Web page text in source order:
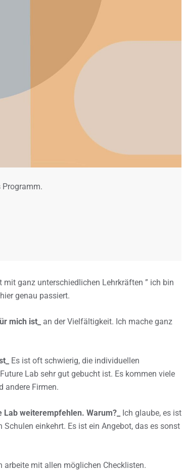
mit ganz unterschiedlichen Lehrkräften ” ich bin
genau passiert.
mich ist_
an der Vielfältigkeit. Ich mache ganz
Es ist oft schwierig, die individuellen
Lab sehr gut gebucht ist. Es kommen viele
andere Firmen.
weiterempfehlen. Warum?_
Ich glaube, es ist
einkehrt. Es ist ein Angebot, das es sonst
arbeite mit allen möglichen Checklisten.